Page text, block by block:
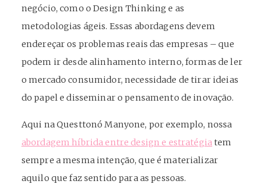
negócio, como o Design Thinking e as
metodologias ágeis. Essas abordagens devem
endereçar os problemas reais das empresas – que
podem ir desde alinhamento interno, formas de ler
o mercado consumidor, necessidade de tirar ideias
do papel e disseminar o pensamento de inovação.
Aqui na Questtonó Manyone, por exemplo, nossa
abordagem híbrida entre design e estratégiatem
sempre a mesma intenção, que é materializar
aquilo que faz sentido para as pessoas.